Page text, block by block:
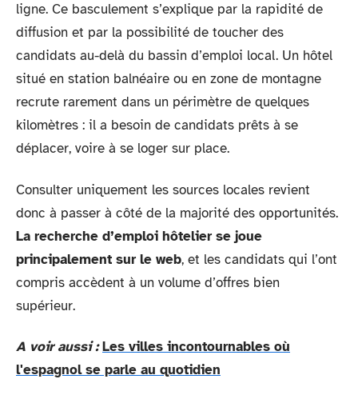
ligne. Ce basculement s’explique par la rapidité de
diffusion et par la possibilité de toucher des
candidats au-delà du bassin d’emploi local. Un hôtel
situé en station balnéaire ou en zone de montagne
recrute rarement dans un périmètre de quelques
kilomètres : il a besoin de candidats prêts à se
déplacer, voire à se loger sur place.
Consulter uniquement les sources locales revient
donc à passer à côté de la majorité des opportunités.
La recherche d’emploi hôtelier se joue
principalement sur le web, et les candidats qui l’ont
compris accèdent à un volume d’offres bien
supérieur.
A voir aussi : Les villes incontournables où
l'espagnol se parle au quotidien